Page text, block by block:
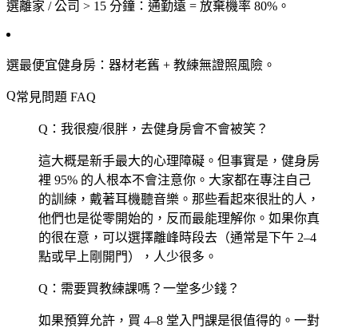
選離家 / 公司 > 15 分鐘 ：通勤遠 = 放棄機率 80%。
選最便宜健身房 ：器材老舊 + 教練無證照風險。
常見問題 FAQ
Q：我很瘦/很胖，去健身房會不會被笑？
這大概是新手最大的心理障礙。但事實是，健身房
裡 95% 的人根本不會注意你。大家都在專注自己
的訓練，戴著耳機聽音樂。那些看起來很壯的人，
他們也是從零開始的，反而最能理解你。如果你真
的很在意，可以選擇離峰時段去（通常是下午 2–4
點或早上剛開門），人少很多。
Q：需要買教練課嗎？一堂多少錢？
如果預算允許，買 4–8 堂入門課是很值得的。一對